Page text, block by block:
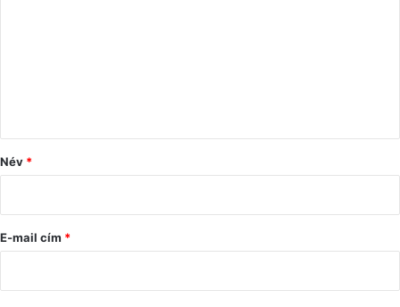
ó
s
Név *
E-mail cím *